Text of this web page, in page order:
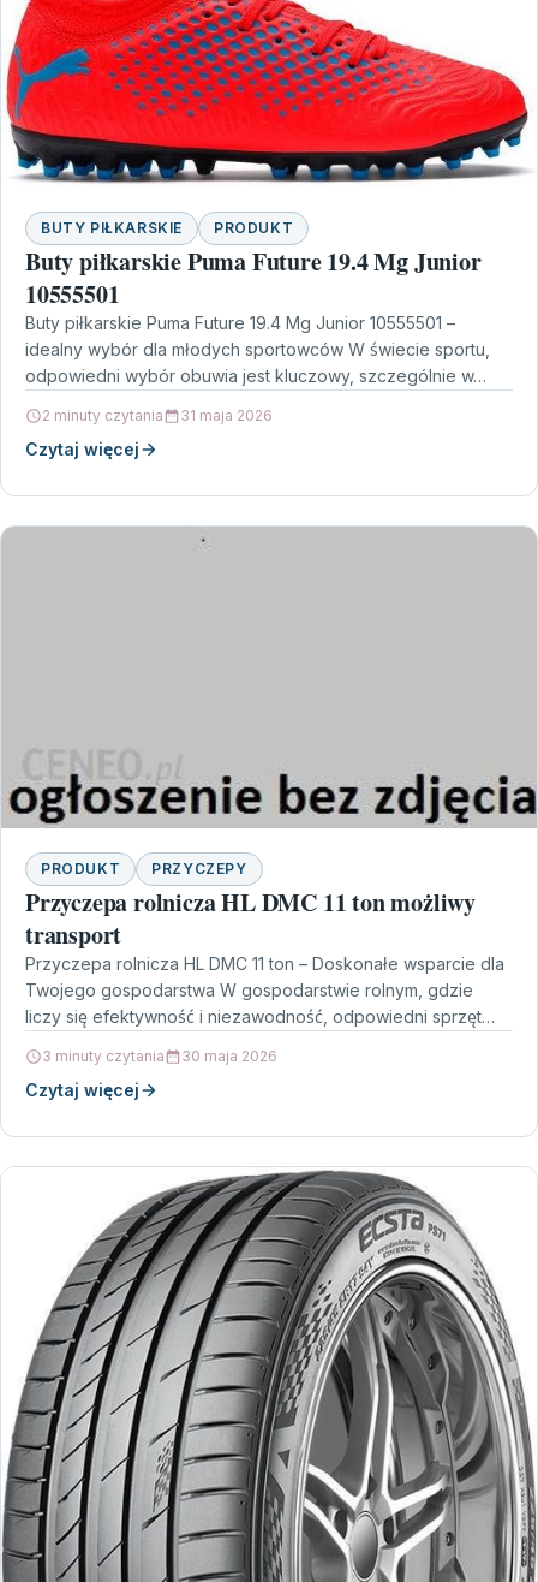
BUTY PIŁKARSKIE PRODUKT
Buty piłkarskie Puma Future 19.4 Mg Junior
10555501
Buty piłkarskie Puma Future 19.4 Mg Junior 10555501 –
idealny wybór dla młodych sportowców W świecie sportu,
odpowiedni wybór obuwia jest kluczowy, szczególnie w…
2 minuty czytania 31 maja 2026
Czytaj więcej
PRODUKT PRZYCZEPY
Przyczepa rolnicza HL DMC 11 ton możliwy
transport
Przyczepa rolnicza HL DMC 11 ton – Doskonałe wsparcie dla
Twojego gospodarstwa W gospodarstwie rolnym, gdzie
liczy się efektywność i niezawodność, odpowiedni sprzęt
3 minuty czytania 30 maja 2026
Czytaj więcej